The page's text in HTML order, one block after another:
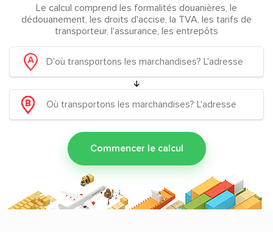
Le calcul comprend les formalités douanières, le
dédouanement, les droits d'accise, la TVA, les tarifs de
transporteur, l'assurance, les entrepôts
Commencer le calcul